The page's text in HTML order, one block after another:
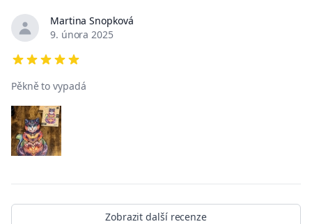
Martina Snopková
9. února 2025
Pěkně to vypadá
Zobrazit další recenze